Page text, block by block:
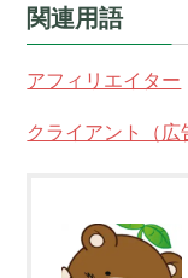
関連用語
アフィリエイター
クライアント（広